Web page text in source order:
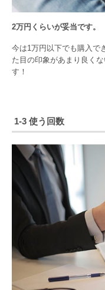
2万円くらいが妥当です。
今は1万円以下でも購入で
た目の印象があまり良く
す！
1-3 使う回数